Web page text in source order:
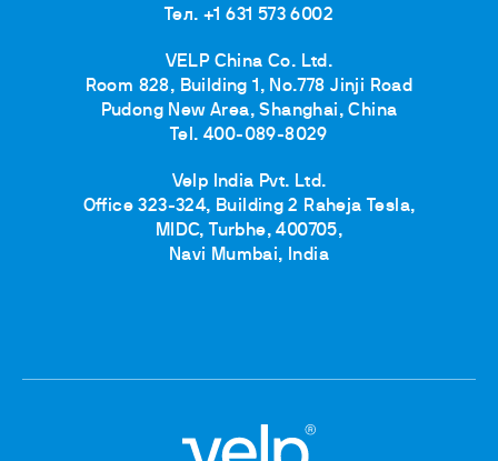
Тел. +1 631 573 6002
VELP China Co. Ltd.
Room 828, Building 1, No.778 Jinji Road
Pudong New Area, Shanghai, China
Tel. 400-089-8029
Velp India Pvt. Ltd.
Office 323-324, Building 2 Raheja Tesla,
MIDC, Turbhe, 400705,
Navi Mumbai, India